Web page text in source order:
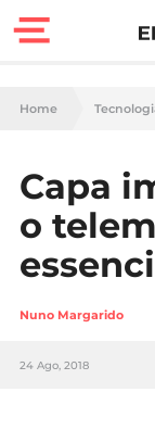
Casa
Lifestyle
Home
Capa
o
Nuno Margarido
24 Ago, 2018